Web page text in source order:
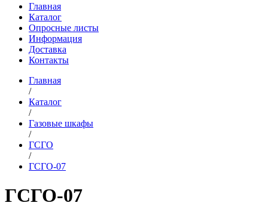
Главная
Каталог
Опросные листы
Информация
Доставка
Контакты
Главная
/
Каталог
/
Газовые шкафы
/
ГСГО
/
ГСГО-07
ГСГО-07